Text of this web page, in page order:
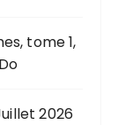
tome 1,
2026